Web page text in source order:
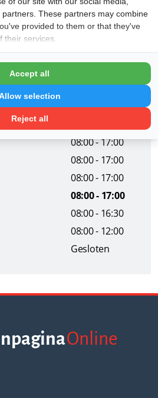
ook staat?
08:00 - 17:00
08:00 - 17:00
08:00 - 17:00
08:00 - 17:00
08:00 - 16:30
08:00 - 12:00
Gesloten
Online
These partners may combine
provided to them or that they've
their services.
Reject all
selection
Accept all